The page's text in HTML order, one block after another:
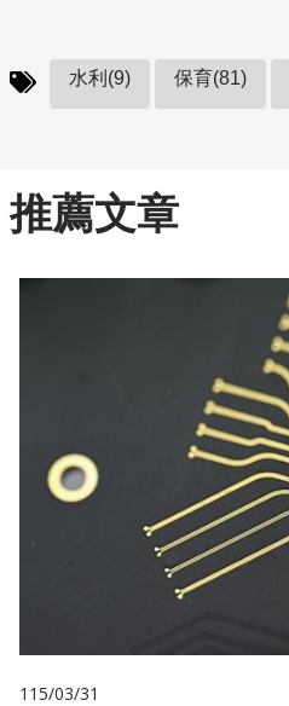
水利(9) 保育(81)
推薦文章
115/03/31